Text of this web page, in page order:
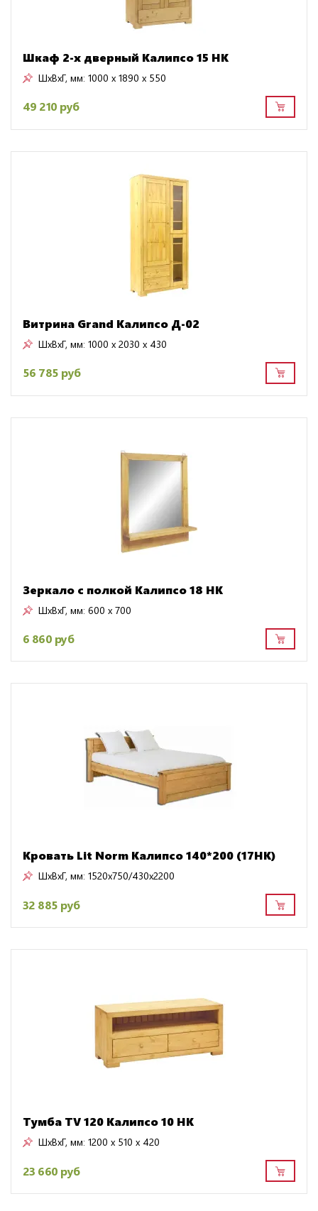
Шкаф 2-х дверный Калипсо 15 HK
ШхВхГ, мм: 1000 x 1890 x 550
49 210 руб
Витрина Grand Калипсо Д-02
ШхВхГ, мм: 1000 x 2030 x 430
56 785 руб
Зеркало с полкой Калипсо 18 HK
ШхВхГ, мм: 600 x 700
6 860 руб
Кровать Lit Norm Калипсо 140*200 (17НК)
ШхВхГ, мм: 1520x750/430x2200
32 885 руб
Тумба TV 120 Калипсо 10 HK
ШхВхГ, мм: 1200 x 510 x 420
23 660 руб